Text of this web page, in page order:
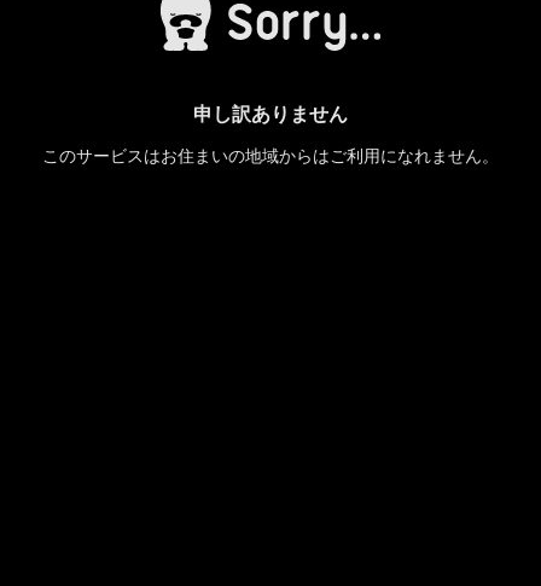
申し訳ありません
このサービスはお住まいの地域からはご利用になれません。